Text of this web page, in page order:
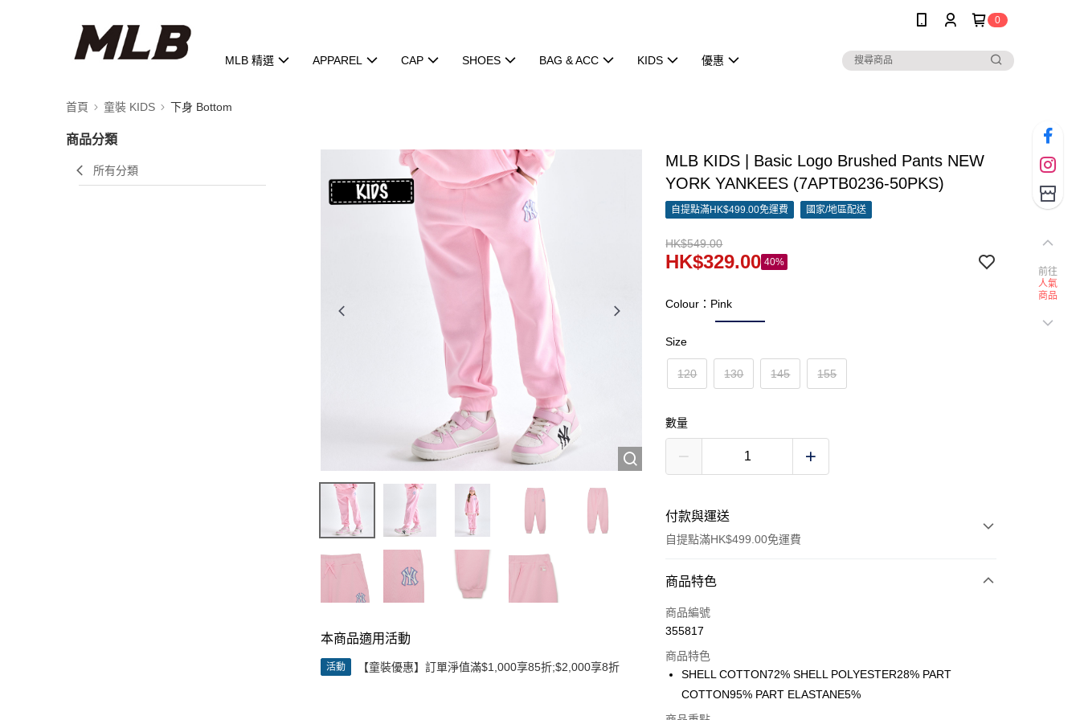
0
MLB 精選 APPAREL CAP SHOES BAG & ACC KIDS 優惠
首頁 童裝 KIDS 下身 Bottom
商品分類
所有分類
本商品適用活動
活動 【童裝優惠】訂單淨值滿$1,000享85折;$2,000享8折
MLB KIDS | Basic Logo Brushed Pants NEW
YORK YANKEES (7APTB0236-50PKS)
自提點滿HK$499.00免運費 國家/地區配送
HK$549.00
HK$329.00 40%
Colour：Pink
Size
120 130 145 155
數量
付款與運送
自提點滿HK$499.00免運費
付款方式
信用卡
Google Pay
AlipayHK
商品特色
商品編號
355817
商品特色
SHELL COTTON72% SHELL POLYESTER28% PART
COTTON95% PART ELASTANE5%
前往
人氣
商品